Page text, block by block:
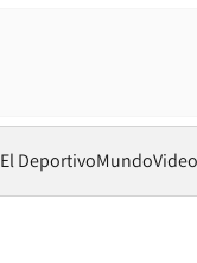
El DeportivoMundo